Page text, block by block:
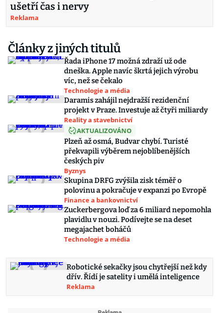
ušetří čas i nervy
Reklama
Články z jiných titulů
Řada iPhone 17 možná zdraží už ode
dneška. Apple navíc škrtá jejich výrobu
víc, než se čekalo
Technologie a média
Daramis zahájil nejdražší rezidenční
projekt v Praze. Investuje až čtyři miliardy
Reality a stavebnictví
AKTUALIZOVÁNO
Plzeň až osmá, Budvar chybí. Turisté
překvapili výběrem nejoblíbenějších
českých piv
Byznys
Skupina DRFG zvýšila zisk téměř o
polovinu a pokračuje v expanzi po Evropě
Finance a bankovnictví
Zuckerbergova loď za 6 miliard nepomohla
plavidlu v nouzi. Podívejte se na deset
megajachet boháčů
Technologie a média
Robotické sekačky jsou chytřejší než kdy
dřív. Řídí je satelity i umělá inteligence
Reklama